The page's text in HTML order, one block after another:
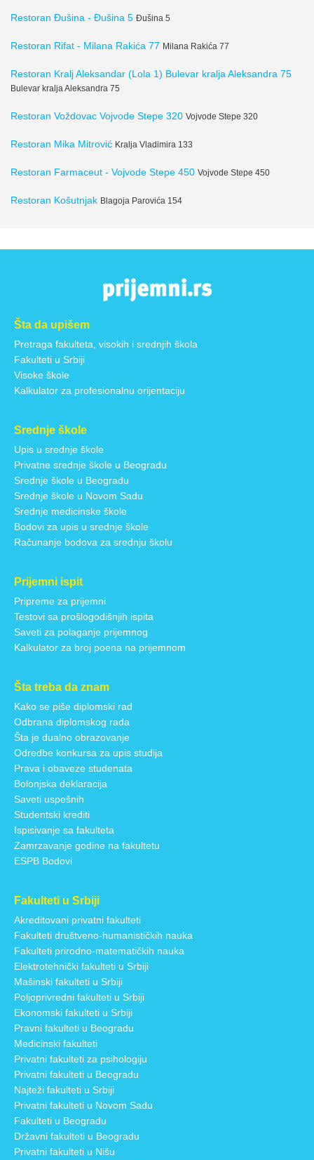
Restoran Đušina - Đušina 5 Đušina 5
Restoran Rifat - Milana Rakića 77 Milana Rakića 77
Restoran Kralj Aleksandar (Lola 1) Bulevar kralja Aleksandra 75
Bulevar kralja Aleksandra 75
Restoran Voždovac Vojvode Stepe 320 Vojvode Stepe 320
Restoran Mika Mitrović Kralja Vladimira 133
Restoran Farmaceut - Vojvode Stepe 450 Vojvode Stepe 450
Restoran Košutnjak Blagoja Parovića 154
Šta da upišem
Pretraga fakulteta, visokih i srednjih škola
Fakulteti u Srbiji
Visoke škole
Kalkulator za profesionalnu orijentaciju
Srednje škole
Upis u srednje škole
Privatne srednje škole u Beogradu
Srednje škole u Beogradu
Srednje škole u Novom Sadu
Srednje medicinske škole
Bodovi za upis u srednje škole
Računanje bodova za srednju školu
Prijemni ispit
Pripreme za prijemni
Testovi sa prošlogodišnjih ispita
Saveti za polaganje prijemnog
Kalkulator za broj poena na prijemnom
Šta treba da znam
Kako se piše diplomski rad
Odbrana diplomskog rada
Šta je dualno obrazovanje
Odredbe konkursa za upis studija
Prava i obaveze studenata
Bolonjska deklaracija
Saveti uspešnih
Studentski krediti
Ispisivanje sa fakulteta
Zamrzavanje godine na fakultetu
ESPB Bodovi
Fakulteti u Srbiji
Akreditovani privatni fakulteti
Fakulteti društveno-humanističkih nauka
Fakulteti prirodno-matematičkih nauka
Elektrotehnički fakulteti u Srbiji
Mašinski fakulteti u Srbiji
Poljoprivredni fakulteti u Srbiji
Ekonomski fakulteti u Srbiji
Pravni fakulteti u Beogradu
Medicinski fakulteti
Privatni fakulteti za psihologiju
Privatni fakulteti u Beogradu
Najteži fakulteti u Srbiji
Privatni fakulteti u Novom Sadu
Fakulteti u Beogradu
Državni fakulteti u Beogradu
Privatni fakulteti u Nišu